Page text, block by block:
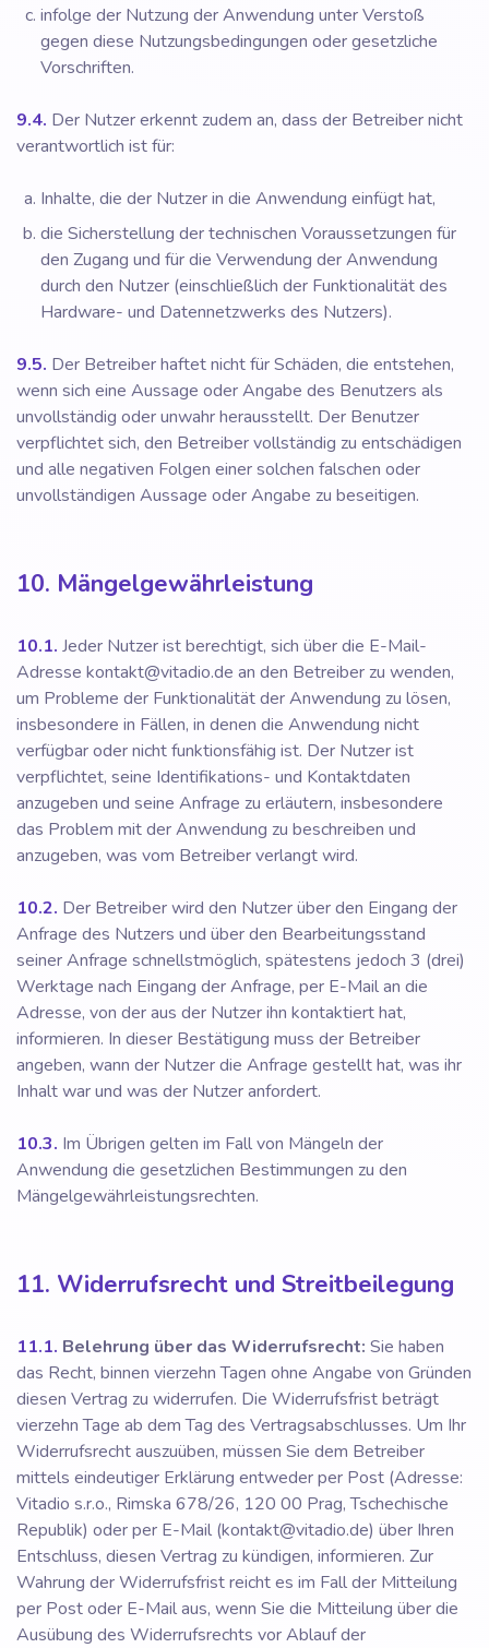
infolge der Nutzung der Anwendung unter Verstoß
gegen diese Nutzungsbedingungen oder gesetzliche
Vorschriften.
9.4. Der Nutzer erkennt zudem an, dass der Betreiber nicht
verantwortlich ist für:
Inhalte, die der Nutzer in die Anwendung einfügt hat,
die Sicherstellung der technischen Voraussetzungen für
den Zugang und für die Verwendung der Anwendung
durch den Nutzer (einschließlich der Funktionalität des
Hardware- und Datennetzwerks des Nutzers).
9.5. Der Betreiber haftet nicht für Schäden, die entstehen,
wenn sich eine Aussage oder Angabe des Benutzers als
unvollständig oder unwahr herausstellt. Der Benutzer
verpflichtet sich, den Betreiber vollständig zu entschädigen
und alle negativen Folgen einer solchen falschen oder
unvollständigen Aussage oder Angabe zu beseitigen.
10. Mängelgewährleistung
10.1. Jeder Nutzer ist berechtigt, sich über die E-Mail-
Adresse kontakt@vitadio.de an den Betreiber zu wenden,
um Probleme der Funktionalität der Anwendung zu lösen,
insbesondere in Fällen, in denen die Anwendung nicht
verfügbar oder nicht funktionsfähig ist. Der Nutzer ist
verpflichtet, seine Identifikations- und Kontaktdaten
anzugeben und seine Anfrage zu erläutern, insbesondere
das Problem mit der Anwendung zu beschreiben und
anzugeben, was vom Betreiber verlangt wird.
10.2. Der Betreiber wird den Nutzer über den Eingang der
Anfrage des Nutzers und über den Bearbeitungsstand
seiner Anfrage schnellstmöglich, spätestens jedoch 3 (drei)
Werktage nach Eingang der Anfrage, per E-Mail an die
Adresse, von der aus der Nutzer ihn kontaktiert hat,
informieren. In dieser Bestätigung muss der Betreiber
angeben, wann der Nutzer die Anfrage gestellt hat, was ihr
Inhalt war und was der Nutzer anfordert.
10.3. Im Übrigen gelten im Fall von Mängeln der
Anwendung die gesetzlichen Bestimmungen zu den
Mängelgewährleistungsrechten.
11. Widerrufsrecht und Streitbeilegung
11.1. Belehrung über das Widerrufsrecht: Sie haben
das Recht, binnen vierzehn Tagen ohne Angabe von Gründen
diesen Vertrag zu widerrufen. Die Widerrufsfrist beträgt
vierzehn Tage ab dem Tag des Vertragsabschlusses. Um Ihr
Widerrufsrecht auszuüben, müssen Sie dem Betreiber
mittels eindeutiger Erklärung entweder per Post (Adresse:
Vitadio s.r.o., Rimska 678/26, 120 00 Prag, Tschechische
Republik) oder per E-Mail (kontakt@vitadio.de) über Ihren
Entschluss, diesen Vertrag zu kündigen, informieren. Zur
Wahrung der Widerrufsfrist reicht es im Fall der Mitteilung
per Post oder E-Mail aus, wenn Sie die Mitteilung über die
Ausübung des Widerrufsrechts vor Ablauf der